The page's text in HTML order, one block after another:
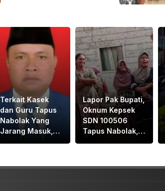
Terkait Kasek
dan Guru Tapus
Nabolak Yang
Jarang Masuk,
Lapor Pak Bupati,
Oknum Kepsek
SDN 100506
Tapus Nabolak,